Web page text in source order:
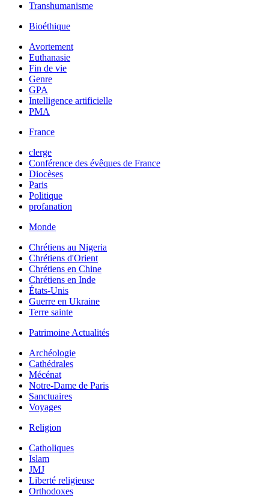
Transhumanisme
Bioéthique
Avortement
Euthanasie
Fin de vie
Genre
GPA
Intelligence artificielle
PMA
France
clerge
Conférence des évêques de France
Diocèses
Paris
Politique
profanation
Monde
Chrétiens au Nigeria
Chrétiens d'Orient
Chrétiens en Chine
Chrétiens en Inde
États-Unis
Guerre en Ukraine
Terre sainte
Patrimoine Actualités
Archéologie
Cathédrales
Mécénat
Notre-Dame de Paris
Sanctuaires
Voyages
Religion
Catholiques
Islam
JMJ
Liberté religieuse
Orthodoxes